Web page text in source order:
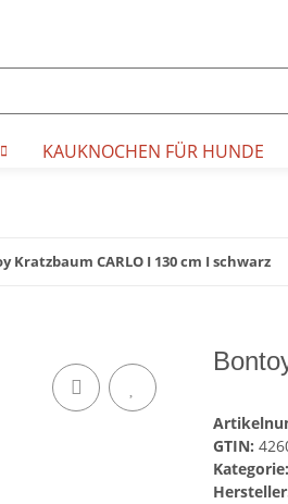
KAUKNOCHEN FÜR HUNDE
Kratzbaum CARLO I 130 cm I schwarz
GTIN:
Kategorie: